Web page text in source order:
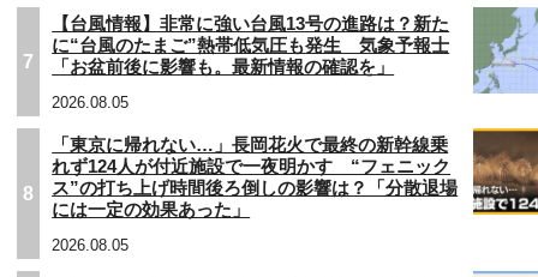
7
【台風情報】非常に強い台風13号の進路は？新た
に“台風のたまご”熱帯低気圧も発生 気象予報士
「お盆前後に影響も。最新情報の確認を」
2026.08.05
8
「東京に帰れない…」長岡花火で最終の新幹線乗
れず124人が付近施設で一夜明かす “フェニック
ス”の打ち上げ時間後ろ倒しの影響は？「分散退場
には一定の効果あった」
2026.08.05